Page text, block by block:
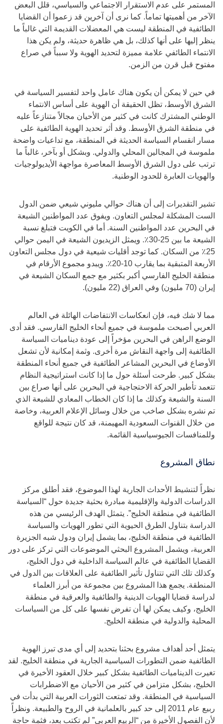
المستمر على عدم الاستقرار الاجتماعي والسياسي، قلل البعض
الآخر من أهميتها تماماً. كما نرى أن آخرين قد زعموا أن القضايا
الطائفية في المنطقة ليست هي المعضلات القديمة التي غالباً ما
ينظر إليها على أنها كذلك، بل هي ظاهرة حديثة، ولم يكن هذا
الانتماء الطائفي علامة مميزة لتحديد الهوية ولا سبباً في صراع
مفتوح قبل قرن من الزمن.
في حين لا يمكن أن يكون هناك عامل واحد لتفسير السياسة في
الشرق الأوسط، تظل الحقيقة أن الهوية على أساس الانتماء
الوطني المشترك كانت في كثير من الأحيان مجالاً متنازعاً عليه
في منطقة الشرق الأوسط. وقد أثر تحديد الهوية الطائفية على
مسار انقسام السياسة الحديثة في المنطقة، مع تداعيات واضحة
ملموسة في المجالين المحلي والدولي. وبشكل أو بآخر، غالباً ما
ترتب على دول الشرق الأوسط المعاصرة مواجهة الأيديولوجيات
والهويات العابرة للحدود الوطنية.
تشير التقديرات إلى أن هناك حوالي مليوني شيعي ضمن الدول
الست المشكلة لمجلس التعاون. ويفوق عدد المواطنين الشيعة
في البحرين عدد المواطنين السنة. أما في الكويت فتبلغ نسبة
الشيعة ما بين 25-30٪. ويمثل الزيديون الشيعة في اليمن حوالي
25٪ من السكان. كما توجد أقليات شيعية في دول مجلس التعاون
الأربعة المتبقية بما يقارب 10-20٪. ويبدو مجموع الأرقام في
منطقة الخليج الفارسي أكبر بكثير مع جمع السكان الشيعة في
إيران (70 مليون) وفي العراق (22 مليون).
مما لا شك فيه، فإن انعكاسات الانتفاضات الهائلة في العالم
العربي أصبحت ملموسة في جميع أنحاء الخليج الفارسي. فقد أدى
الوضع الراهن في البحرين مؤخراً إلى عودة ديناميات السياسة
الطائفية إلى واجهة النقاش مرة أخرى. وثمة إمكانية لأن تشعل
الأوضاع في البحرين المشاعر الطائفية في جميع أنحاء المنطقة
بشكل كبير. طرحت أسئلة حول ما إذا كانت استراتيجية النظام
تتعمد تأطير الحركة الاحتجاجية في البحرين على أنها صراع بين
السنة والشيعة وكذلك ما إذا كان الخطاب المعادي للشيعة الذي
تم نشره بشكل صاخب من خلال وسائل الإعلام العربية، وخاصة
من خلال القنوات السعودية المهيمنة، قد كان نتيجة للواقع
وللمنافسات الجيوسياسية القائمة.
نطاق المشروع
نظراً لتنشيط الأحداث الجارية لهذا الموضوع، فقد أطلق مركز
الدراسات الدولية والإقليمية مبادرة بحثية جديدة حول “السياسة
الطائفية في منطقة الخليج”. يتمثل الهدف الرئيسي من هذه
الدراسة بتناول الطرق الحيوية التي تطور الهويات والسياسة
الطائفية في منطقة الخليج، بما يشمل إيران ودول شبه الجزيرة
العربية، ويشمل المشروع البحثي الموضوعات التي تركز على دور
القضايا الطائفية في عالم السياسة الداخلية في دول الخليج،
وكذلك تلك التي تتناول تأثير الطائفية على العلاقات بين الدول في
المنطقة. يجمع هذا المشروع بين مجموعة من أبرز العلماء
لدراسة قضايا الهويات الدينية والطائفية والعرقية في منطقة
الخليج، وكيف يمكن لها أن تفرض نفسها على كل من السياسات
المحلية والدولية في منطقة الخليج.
يتمثل أحد أهداف مشروع بحثنا بتحديد إلى أي مدى تبرز الهوية
الطائفية ضمن التطورات السياسية الجارية في منطقة الخليج. لقد
تغيرت الديناميات الطائفية بشكل كبير خلال العقود الأخيرة في
الخليج، بشكل متزامن في كثير من الأحيان مع الاضطرابات
السياسية في المنطقة. وقد تمتعت الثورات العربية التي بدأت في
ربيع عام 2011 إلى حد كبير بالعلمانية في الروح والطبيعة. ونظراً
لأن الفصول الأخيرة من “الربيع العربي” لم تكتب بعد، فثمة حاجة